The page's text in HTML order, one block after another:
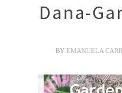
Dana-
BY EMANUELA